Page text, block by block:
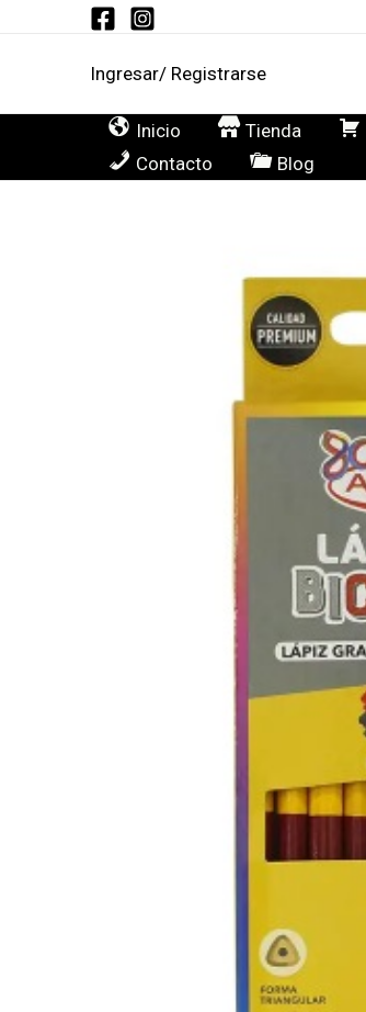
Ingresar/ Registrarse
Inicio Tienda
Contacto
Blog